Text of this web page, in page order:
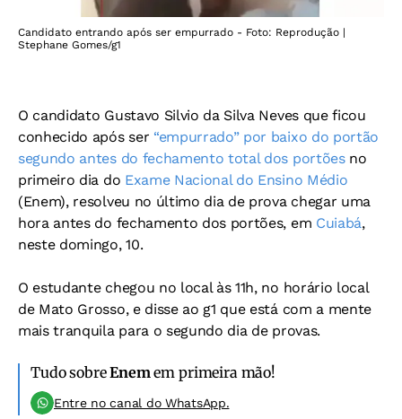
Candidato entrando após ser empurrado - Foto: Reprodução |
Stephane Gomes/g1
O candidato Gustavo Silvio da Silva Neves que ficou
conhecido após ser “empurrado” por baixo do portão
segundo antes do fechamento total dos portõesno
primeiro dia do Exame Nacional do Ensino Médio
(Enem), resolveu no último dia de prova chegar uma
hora antes do fechamento dos portões, em Cuiabá,
neste domingo, 10.
O estudante chegou no local às 11h, no horário local
de Mato Grosso, e disse ao g1 que está com a mente
mais tranquila para o segundo dia de provas.
Tudo sobreEnemem primeira mão!
Entre no canal do WhatsApp.